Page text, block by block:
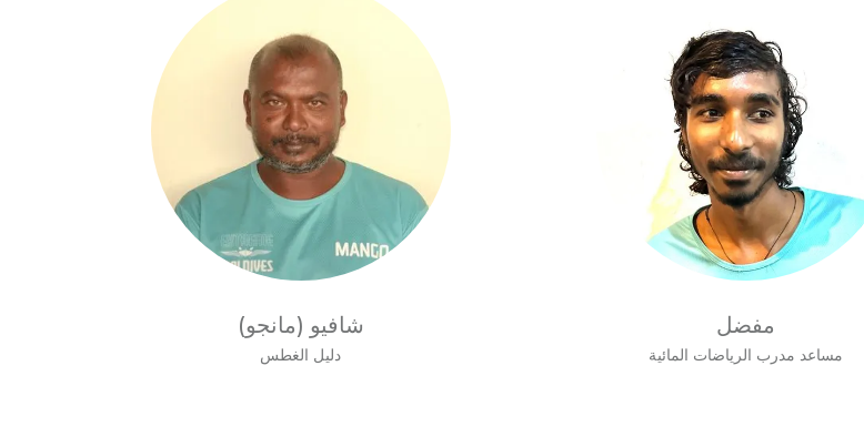
شافيو (مانجو)
دليل الغطس
مفضل
مساعد مدرب الرياضات المائية